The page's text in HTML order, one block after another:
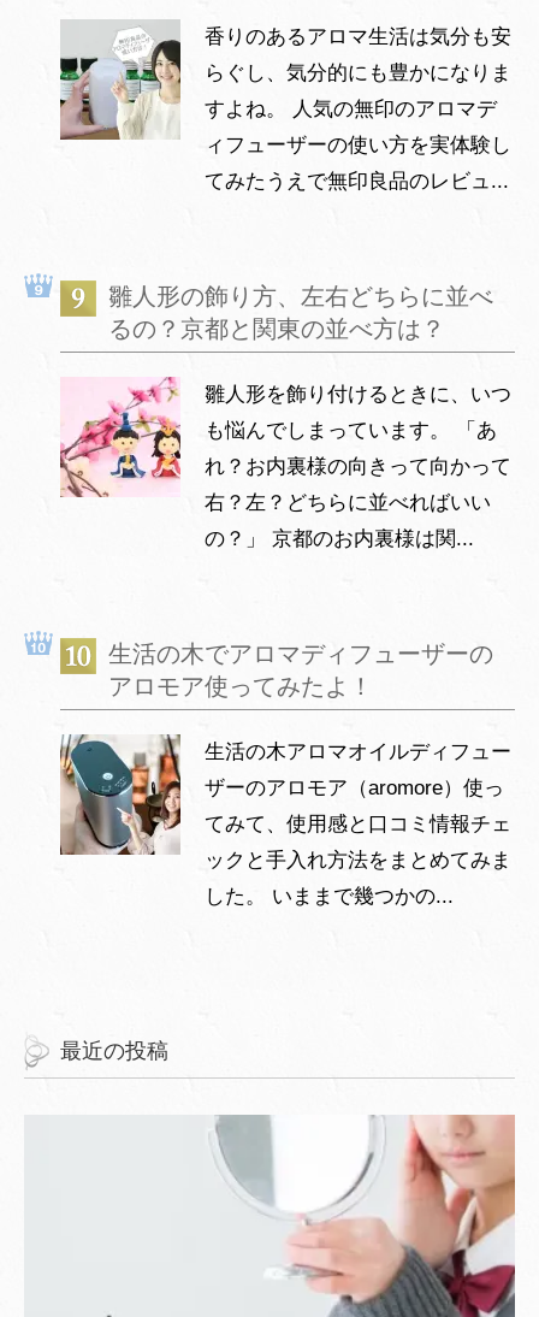
香りのあるアロマ生活は気分も安
らぐし、気分的にも豊かになりま
すよね。 人気の無印のアロマデ
ィフューザーの使い方を実体験し
てみたうえで無印良品のレビュ...
雛人形の飾り方、左右どちらに並べ
るの？京都と関東の並べ方は？
雛人形を飾り付けるときに、いつ
も悩んでしまっています。 「あ
れ？お内裏様の向きって向かって
右？左？どちらに並べればいい
の？」 京都のお内裏様は関...
生活の木でアロマディフューザーの
アロモア使ってみたよ！
生活の木アロマオイルディフュー
ザーのアロモア（aromore）使っ
てみて、使用感と口コミ情報チェ
ックと手入れ方法をまとめてみま
した。 いままで幾つかの...
最近の投稿